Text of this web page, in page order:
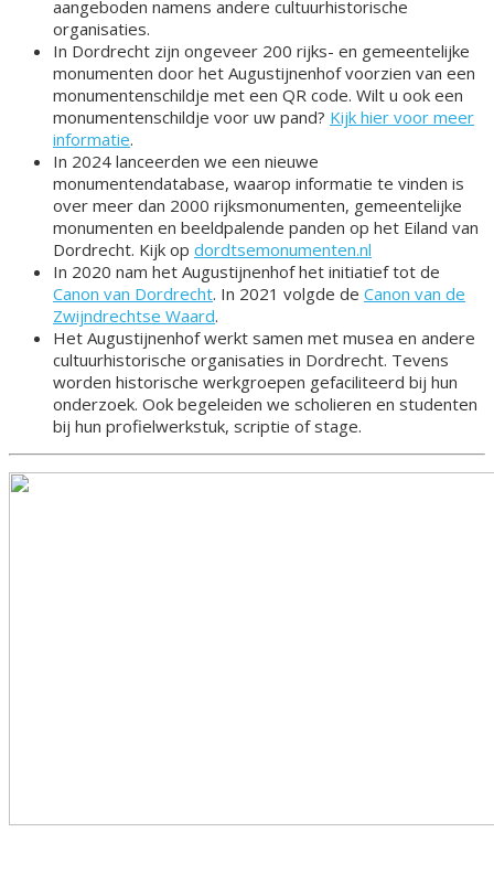
aangeboden namens andere cultuurhistorische
organisaties.
In Dordrecht zijn ongeveer 200 rijks- en gemeentelijke
monumenten door het Augustijnenhof voorzien van een
monumentenschildje met een QR code. Wilt u ook een
monumentenschildje voor uw pand? Kijk hier voor meer
informatie.
In 2024 lanceerden we een nieuwe
monumentendatabase, waarop informatie te vinden is
over meer dan 2000 rijksmonumenten, gemeentelijke
monumenten en beeldpalende panden op het Eiland van
Dordrecht. Kijk op dordtsemonumenten.nl
In 2020 nam het Augustijnenhof het initiatief tot de
Canon van Dordrecht. In 2021 volgde de Canon van de
Zwijndrechtse Waard.
Het Augustijnenhof werkt samen met musea en andere
cultuurhistorische organisaties in Dordrecht. Tevens
worden historische werkgroepen gefaciliteerd bij hun
onderzoek. Ook begeleiden we scholieren en studenten
bij hun profielwerkstuk, scriptie of stage.